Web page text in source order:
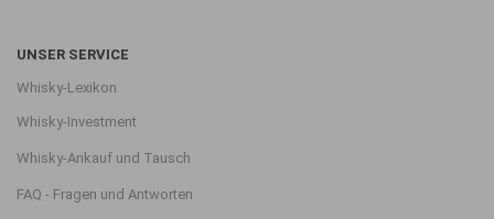
UNSER SERVICE
Whisky-Lexikon
Whisky-Investment
Whisky-Ankauf und Tausch
FAQ - Fragen und Antworten